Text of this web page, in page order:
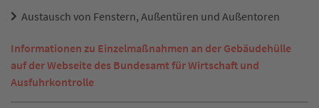
Austausch von Fenstern, Außentüren und Außentoren
Informationen zu Einzelmaßnahmen an der Gebäudehülle
auf der Webseite des Bundesamt für Wirtschaft und
Ausfuhrkontrolle